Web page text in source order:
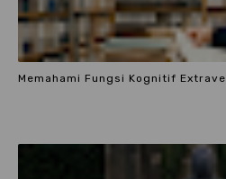
Memahami Fungsi Kognitif